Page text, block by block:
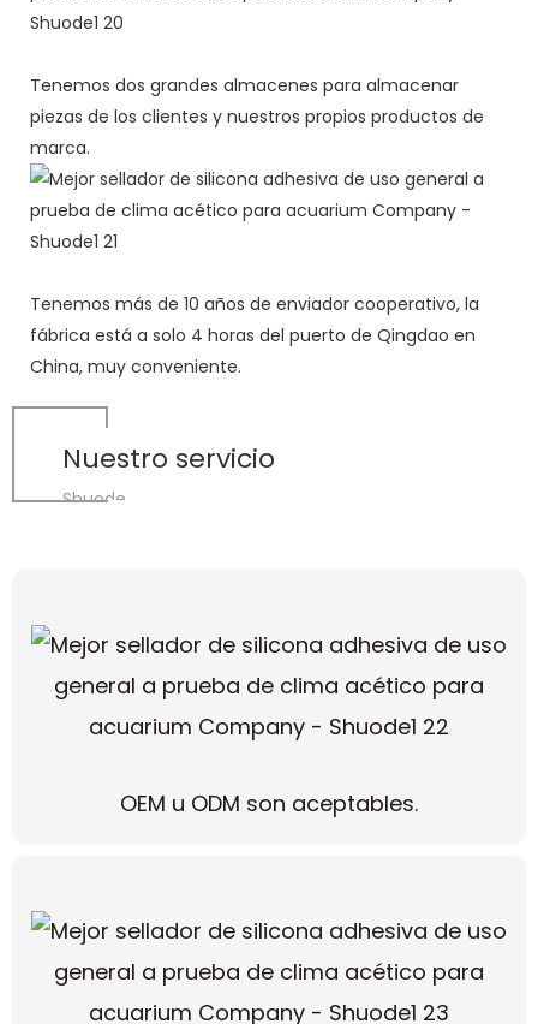
Tenemos dos grandes almacenes para almacenar
piezas de los clientes y nuestros propios productos de
marca.
Tenemos más de 10 años de enviador cooperativo, la
fábrica está a solo 4 horas del puerto de Qingdao en
China, muy conveniente.
Nuestro servicio
Shuode
OEM u ODM son aceptables.